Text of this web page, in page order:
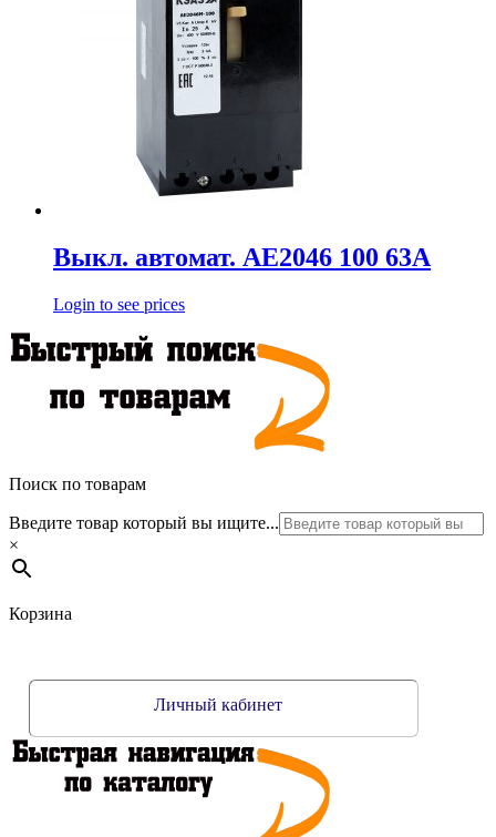
Выкл. автомат. АЕ2046 100 63А
Login to see prices
Поиск по товарам
Введите товар который вы ищите...
×
Корзина
Личный кабинет